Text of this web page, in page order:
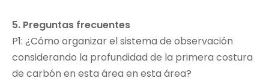
5. Preguntas frecuentes
P1: ¿Cómo organizar el sistema de observación
considerando la profundidad de la primera costura
de carbón en esta área en esta área?